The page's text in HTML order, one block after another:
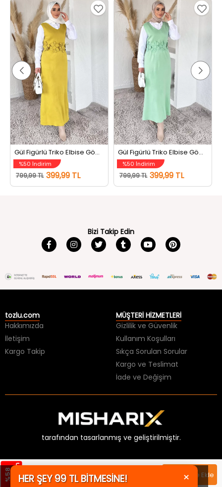
%
5
8
İ
n
d
i
r
im 1199,99 TL
499,99 TL
Sepete Ekle
Gül Figürlü Triko Elbise Gömlek Tesettür İkili Takım Yağyeşili
%50 İndirim
799,99 TL 399,99 TL
Gül Figürlü Triko Elbise Gömlek Tesettür İkili Takım Mint
%50 İndirim
799,99 TL 399,99 TL
Hakkımızda
İletişim
Kargo Takip
Gizlilik ve Güvenlik
Kullanım Koşulları
Sıkça Sorulan Sorular
Kargo ve Teslimat
İade ve Değişim
tarafından tasarlanmış ve geliştirilmiştir.
×
HER ŞEY 99 TL BİTMESİNE!
KAÇIRMA!